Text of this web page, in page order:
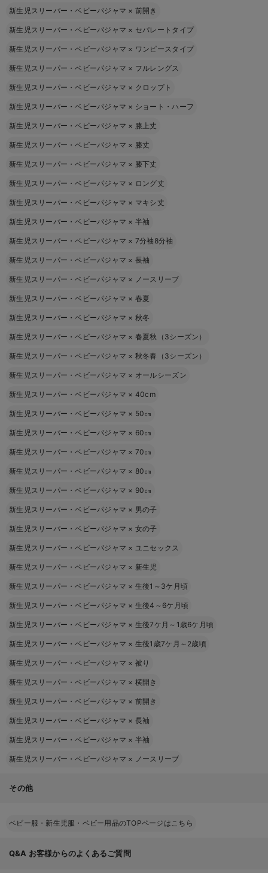
新生児スリーパー・ベビーパジャマ × 前開き
新生児スリーパー・ベビーパジャマ × セパレートタイプ
新生児スリーパー・ベビーパジャマ × ワンピースタイプ
新生児スリーパー・ベビーパジャマ × フルレングス
新生児スリーパー・ベビーパジャマ × クロップト
新生児スリーパー・ベビーパジャマ × ショート・ハーフ
新生児スリーパー・ベビーパジャマ × 膝上丈
新生児スリーパー・ベビーパジャマ × 膝丈
新生児スリーパー・ベビーパジャマ × 膝下丈
新生児スリーパー・ベビーパジャマ × ロング丈
新生児スリーパー・ベビーパジャマ × マキシ丈
新生児スリーパー・ベビーパジャマ × 半袖
新生児スリーパー・ベビーパジャマ × 7分袖8分袖
新生児スリーパー・ベビーパジャマ × 長袖
新生児スリーパー・ベビーパジャマ × ノースリーブ
新生児スリーパー・ベビーパジャマ × 春夏
新生児スリーパー・ベビーパジャマ × 秋冬
新生児スリーパー・ベビーパジャマ × 春夏秋（3シーズン）
新生児スリーパー・ベビーパジャマ × 秋冬春（3シーズン）
新生児スリーパー・ベビーパジャマ × オールシーズン
新生児スリーパー・ベビーパジャマ × 40cm
新生児スリーパー・ベビーパジャマ × 50㎝
新生児スリーパー・ベビーパジャマ × 60㎝
新生児スリーパー・ベビーパジャマ × 70㎝
新生児スリーパー・ベビーパジャマ × 80㎝
新生児スリーパー・ベビーパジャマ × 90㎝
新生児スリーパー・ベビーパジャマ × 男の子
新生児スリーパー・ベビーパジャマ × 女の子
新生児スリーパー・ベビーパジャマ × ユニセックス
新生児スリーパー・ベビーパジャマ × 新生児
新生児スリーパー・ベビーパジャマ × 生後1～3ケ月頃
新生児スリーパー・ベビーパジャマ × 生後4～6ケ月頃
新生児スリーパー・ベビーパジャマ × 生後7ケ月～1歳6ケ月頃
新生児スリーパー・ベビーパジャマ × 生後1歳7ケ月～2歳頃
新生児スリーパー・ベビーパジャマ × 被り
新生児スリーパー・ベビーパジャマ × 横開き
新生児スリーパー・ベビーパジャマ × 前開き
新生児スリーパー・ベビーパジャマ × 長袖
新生児スリーパー・ベビーパジャマ × 半袖
新生児スリーパー・ベビーパジャマ × ノースリーブ
その他
ベビー服・新生児服・ベビー用品のTOPページはこちら
Q&A お客様からのよくあるご質問